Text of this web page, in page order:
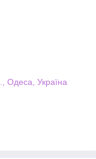
Одеса, Україна